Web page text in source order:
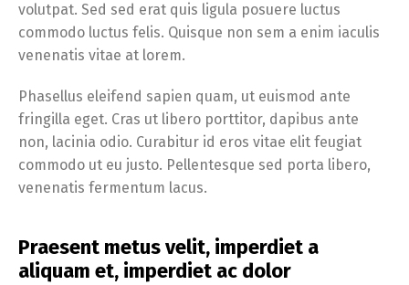
volutpat. Sed sed erat quis ligula posuere luctus
commodo luctus felis. Quisque non sem a enim iaculis
venenatis vitae at lorem.
Phasellus eleifend sapien quam, ut euismod ante
fringilla eget. Cras ut libero porttitor, dapibus ante
non, lacinia odio. Curabitur id eros vitae elit feugiat
commodo ut eu justo. Pellentesque sed porta libero,
venenatis fermentum lacus.
Praesent metus velit, imperdiet a
aliquam et, imperdiet ac dolor